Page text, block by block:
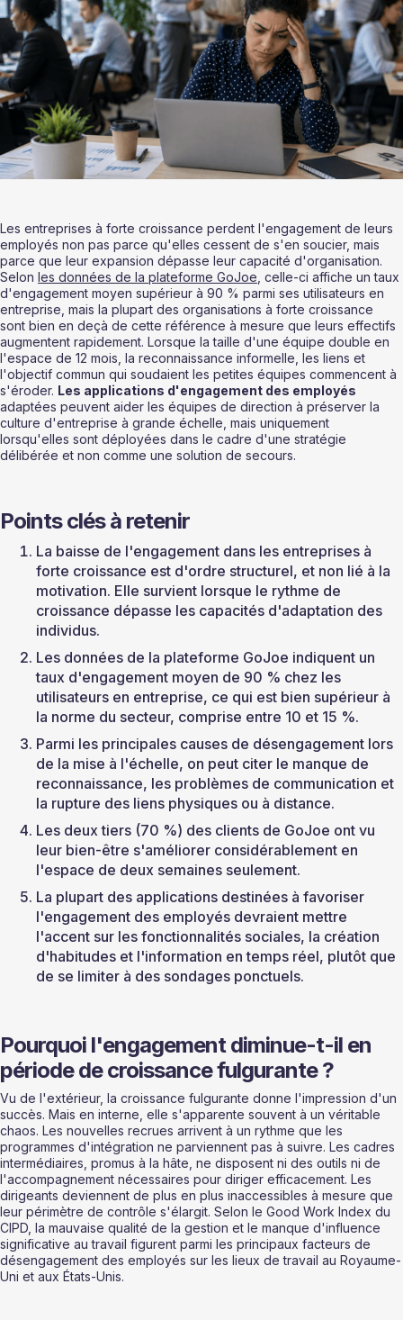
Les entreprises à forte croissance perdent l'engagement de leurs
employés non pas parce qu'elles cessent de s'en soucier, mais
parce que leur expansion dépasse leur capacité d'organisation.
Selon les données de la plateforme GoJoe , celle-ci affiche un taux
d'engagement moyen supérieur à 90 % parmi ses utilisateurs en
entreprise, mais la plupart des organisations à forte croissance
sont bien en deçà de cette référence à mesure que leurs effectifs
augmentent rapidement. Lorsque la taille d'une équipe double en
l'espace de 12 mois, la reconnaissance informelle, les liens et
l'objectif commun qui soudaient les petites équipes commencent à
s'éroder. Les applications d'engagement des employés
adaptées peuvent aider les équipes de direction à préserver la
culture d'entreprise à grande échelle, mais uniquement
lorsqu'elles sont déployées dans le cadre d'une stratégie
délibérée et non comme une solution de secours.
Points clés à retenir
La baisse de l'engagement dans les entreprises à
forte croissance est d'ordre structurel, et non lié à la
motivation. Elle survient lorsque le rythme de
croissance dépasse les capacités d'adaptation des
individus.
Les données de la plateforme GoJoe indiquent un
taux d'engagement moyen de 90 % chez les
utilisateurs en entreprise, ce qui est bien supérieur à
la norme du secteur, comprise entre 10 et 15 %.
Parmi les principales causes de désengagement lors
de la mise à l'échelle, on peut citer le manque de
reconnaissance, les problèmes de communication et
la rupture des liens physiques ou à distance.
Les deux tiers (70 %) des clients de GoJoe ont vu
leur bien-être s'améliorer considérablement en
l'espace de deux semaines seulement.
La plupart des applications destinées à favoriser
l'engagement des employés devraient mettre
l'accent sur les fonctionnalités sociales, la création
d'habitudes et l'information en temps réel, plutôt que
de se limiter à des sondages ponctuels.
Pourquoi l'engagement diminue-t-il en
période de croissance fulgurante ?
Vu de l'extérieur, la croissance fulgurante donne l'impression d'un
succès. Mais en interne, elle s'apparente souvent à un véritable
chaos. Les nouvelles recrues arrivent à un rythme que les
programmes d'intégration ne parviennent pas à suivre. Les cadres
intermédiaires, promus à la hâte, ne disposent ni des outils ni de
l'accompagnement nécessaires pour diriger efficacement. Les
dirigeants deviennent de plus en plus inaccessibles à mesure que
leur périmètre de contrôle s'élargit. Selon le Good Work Index du
CIPD, la mauvaise qualité de la gestion et le manque d'influence
significative au travail figurent parmi les principaux facteurs de
désengagement des employés sur les lieux de travail au Royaume-
Uni et aux États-Unis.